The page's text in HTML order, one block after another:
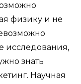
физику и не
исследования,
знать
Научная